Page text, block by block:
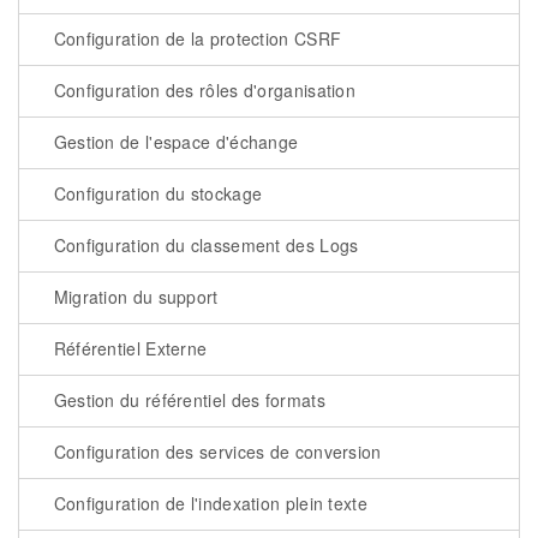
Configuration de la protection CSRF
Configuration des rôles d'organisation
Gestion de l'espace d'échange
Configuration du stockage
Configuration du classement des Logs
Migration du support
Référentiel Externe
Gestion du référentiel des formats
Configuration des services de conversion
Configuration de l'indexation plein texte